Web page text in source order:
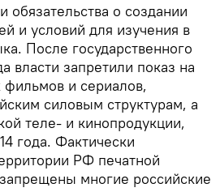
о создании
и условий для изучения в
После государственного
власти запретили показ на
фильмов и сериалов,
силовым структурам, а
теле- и кинопродукции,
года. Фактически
РФ печатной
многие российские